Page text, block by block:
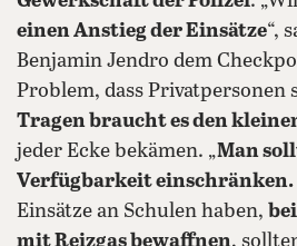
einen Anstieg der Einsätze“,
Benjamin Jendro dem
Problem, dass Privatpersonen
Tragen braucht es den
jeder Ecke bekämen. „Man
Verfügbarkeit einschränken.
Einsätze an Schulen haben,
mit Reizgas bewaffnen,